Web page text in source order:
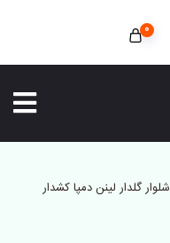
0
شلوار گلدار لینن دمپا کشدار